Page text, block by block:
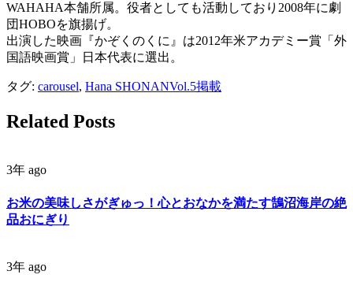
WAHAHA本舗所属。役者としても活動しており2008年に劇
団HOBOを旗揚げ。
出演した映画『かぞくのくに』は2012年米アカデミー賞「外
国語映画賞」日本代表に選出。
タグ: carousel, Hana SHONANVol.5掲載
Related Posts
3年 ago
お米の美味しさがぎゅっ！心とおなかを満たす鵠沼海岸の絶
品おにぎり
3年 ago